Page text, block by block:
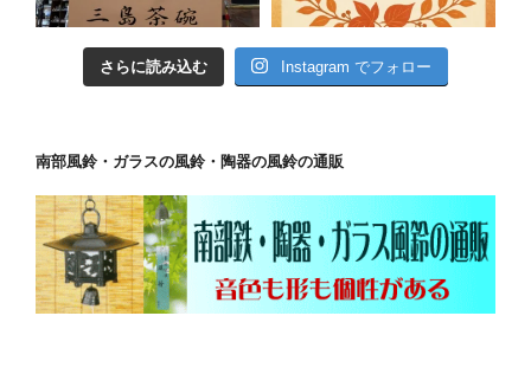
さらに読み込む Instagram でフォロー
南部風鈴・ガラスの風鈴・陶器の風鈴の通販